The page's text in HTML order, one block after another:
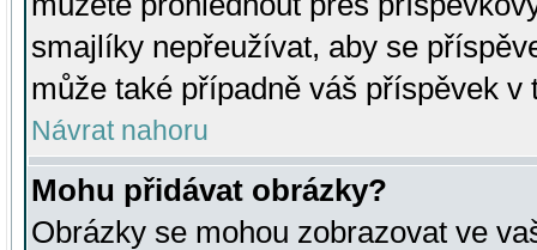
smajlíky nepřeužívat, aby se
může také případně váš příspěvek v
Návrat nahoru
Mohu přidávat obrázky?
Obrázky se mohou zobrazovat ve